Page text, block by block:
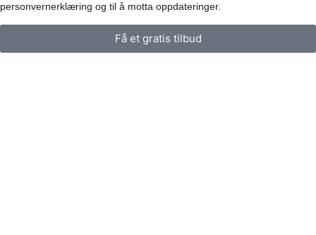
personvernerklæring og til å motta oppdateringer.
Få et gratis tilbud